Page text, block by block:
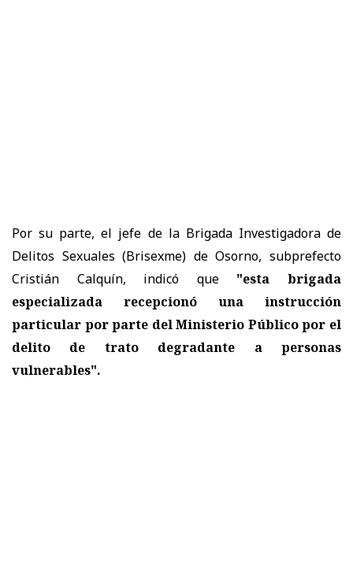
Por su parte, el jefe de la Brigada Investigadora de
Delitos Sexuales (Brisexme) de Osorno, subprefecto
Cristián Calquín, indicó que "esta brigada
especializada recepcionó una instrucción
particular por parte del Ministerio Público por el
delito de trato degradante a personas
vulnerables".